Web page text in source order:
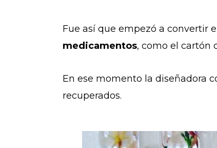
Fue así que empezó a convertir
medicamentos, como el cartón
En ese momento la diseñadora
recuperados.